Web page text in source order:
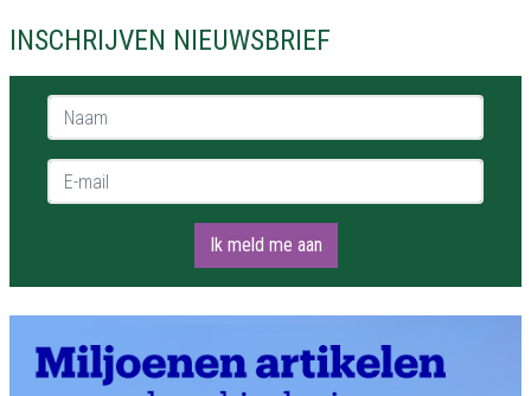
INSCHRIJVEN NIEUWSBRIEF
Naam *
E-mail *
Ik meld me aan